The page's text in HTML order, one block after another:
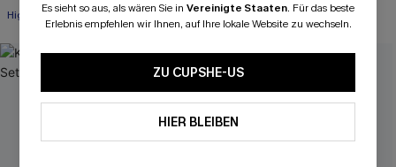
High waist Separate Größen
Es sieht so aus, als wären Sie in Vereinigte Staaten. Für das beste
Erlebnis empfehlen wir Ihnen, auf Ihre lokale Website zu wechseln.
ZU CUPSHE-US
HIER BLEIBEN